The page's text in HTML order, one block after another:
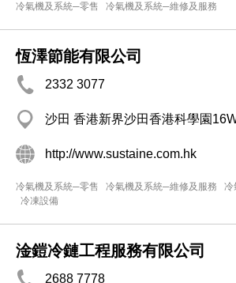
冷氣機及系統─零售
冷氣機及系統─維修及服務
恆澤節能有限公司
2332 3077
沙田 香港新界沙田香港科學園
http://www.sustaine.com.hk
冷氣機及系統─零售 冷氣機及系統─維修及服務
冷
冷凍設備
淦鎧冷鏈工程服務有限公司
2688 7778